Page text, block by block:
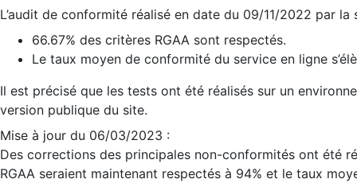
L’audit de conformité réalisé en date du 09/11/2022 par
66.67% des critères RGAA sont respectés.
Le taux moyen de conformité du service en ligne
Il est précisé que les tests ont été réalisés sur un
version publique du site.
Mise à jour du 06/03/2023 :
Des corrections des principales non-conformités ont été
RGAA seraient maintenant respectés à 94% et le taux